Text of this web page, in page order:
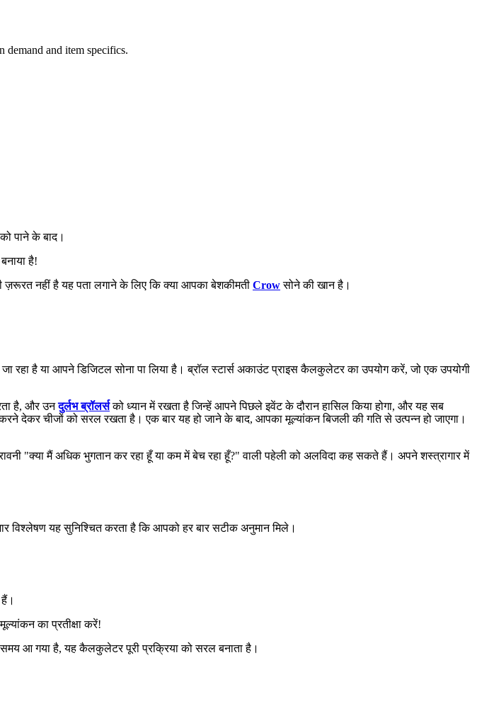
demand and item specifics.
पाने के बाद।
है!
ज़रूरत नहीं है यह पता लगाने के लिए कि क्या आपका बेशकीमती Crowसोने की खान है।
है या आपने डिजिटल सोना पा लिया है। ब्रॉल स्टार्स अकाउंट प्राइस कैलकुलेटर का उपयोग करें, जो एक उपयोगी
है, और उनदुर्लभ ब्रॉलर्सको ध्यान में रखता है जिन्हें आपने पिछले इवेंट के दौरान हासिल किया होगा, और यह सब
देकर चीजों को सरल रखता है। एक बार यह हो जाने के बाद, आपका मूल्यांकन बिजली की गति से उत्पन्न हो जाएगा।
"क्या मैं अधिक भुगतान कर रहा हूँ या कम में बेच रहा हूँ?" वाली पहेली को अलविदा कह सकते हैं। अपने शस्त्रागार में
विश्लेषण यह सुनिश्चित करता है कि आपको हर बार सटीक अनुमान मिले।
का प्रतीक्षा करें!
आ गया है, यह कैलकुलेटर पूरी प्रक्रिया को सरल बनाता है।